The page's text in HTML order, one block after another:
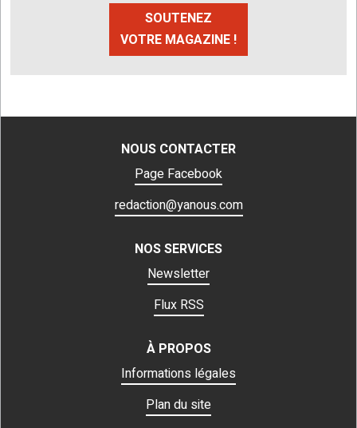
SOUTENEZ
VOTRE MAGAZINE !
NOUS CONTACTER
Page Facebook
redaction@yanous.com
NOS SERVICES
Newsletter
Flux RSS
À PROPOS
Informations légales
Plan du site